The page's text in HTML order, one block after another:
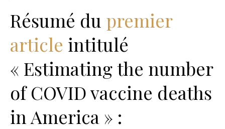
Résumé du premier
article intitulé
« Estimating the number
of COVID vaccine deaths
in America » :